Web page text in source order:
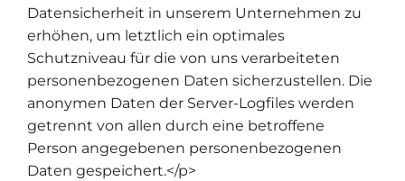
Datensicherheit in unserem Unternehmen zu
erhöhen, um letztlich ein optimales
Schutzniveau für die von uns verarbeiteten
personenbezogenen Daten sicherzustellen. Die
anonymen Daten der Server-Logfiles werden
getrennt von allen durch eine betroffene
Person angegebenen personenbezogenen
Daten gespeichert.</p>